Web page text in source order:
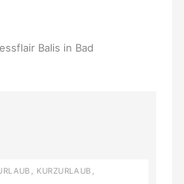
Balis in Bad
KURZURLAUB